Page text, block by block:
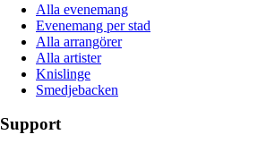
Alla evenemang
Evenemang per stad
Alla arrangörer
Alla artister
Knislinge
Smedjebacken
Support